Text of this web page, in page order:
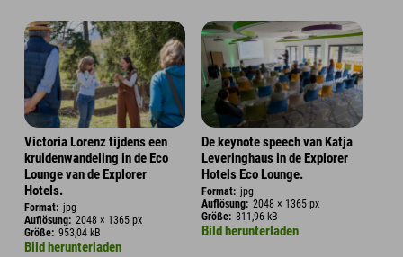
Victoria Lorenz tijdens een
kruidenwandeling in de Eco
Lounge van de Explorer
Hotels.
Format: jpg
Auflösung: 2048 × 1365 px
Größe: 953,04 kB
Bild herunterladen
De keynote speech van Katja
Leveringhaus in de Explorer
Hotels Eco Lounge.
Format: jpg
Auflösung: 2048 × 1365 px
Größe: 811,96 kB
Bild herunterladen